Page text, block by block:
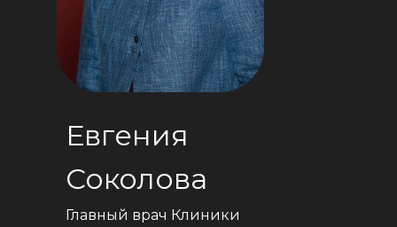
Главный врач Клиники
Евгения
Соколова